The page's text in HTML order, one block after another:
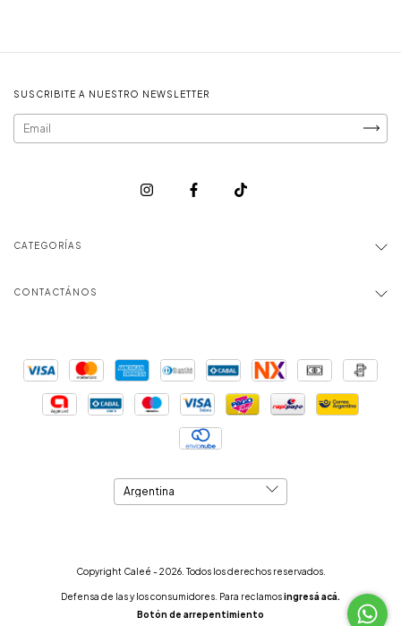
SUSCRIBITE A NUESTRO NEWSLETTER
CATEGORÍAS
CONTACTÁNOS
Copyright Caleé - 2026. Todos los derechos reservados.
Defensa de las y los consumidores. Para reclamosingresá acá.
Botón de arrepentimiento